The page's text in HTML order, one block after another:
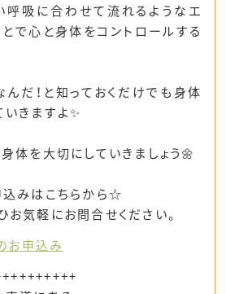
呼吸に合わせて流れるようなエ
で心と身体をコントロールする
だ！と知っておくだけでも身体
きますよ✨
体を大切にしていきましょう🌼
込みはこちらから☆
気軽にお問合せください。
お申込み